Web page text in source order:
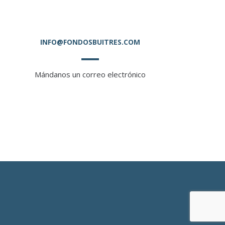
INFO@FONDOSBUITRES.COM
Mándanos un correo electrónico